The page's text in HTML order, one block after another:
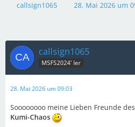
callsign1065 28. Mai 2026 um
callsign1065
MSFS2024' ler
28. Mai 2026 um 09:03
Soooooooo meine Lieben Freunde
Kumi-Chaos